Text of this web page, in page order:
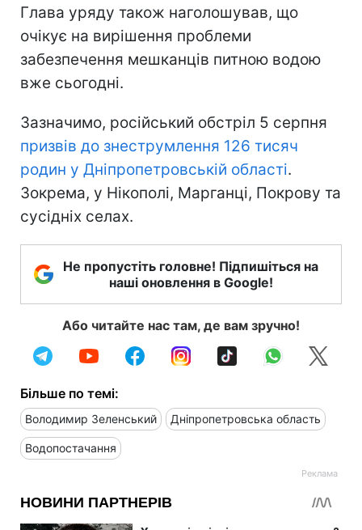
Глава уряду також наголошував, що
очікує на вирішення проблеми
забезпечення мешканців питною водою
вже сьогодні.
Зазначимо, російський обстріл 5 серпня
призвів до знеструмлення 126 тисяч
родин у Дніпропетровській області.
Зокрема, у Нікополі, Марганці, Покрову та
сусідніх селах.
Не пропустіть головне! Підпишіться на
наші оновлення в Google!
Або читайте нас там, де вам зручно!
Більше по темі:
Володимир Зеленський Дніпропетровська область
Водопостачання